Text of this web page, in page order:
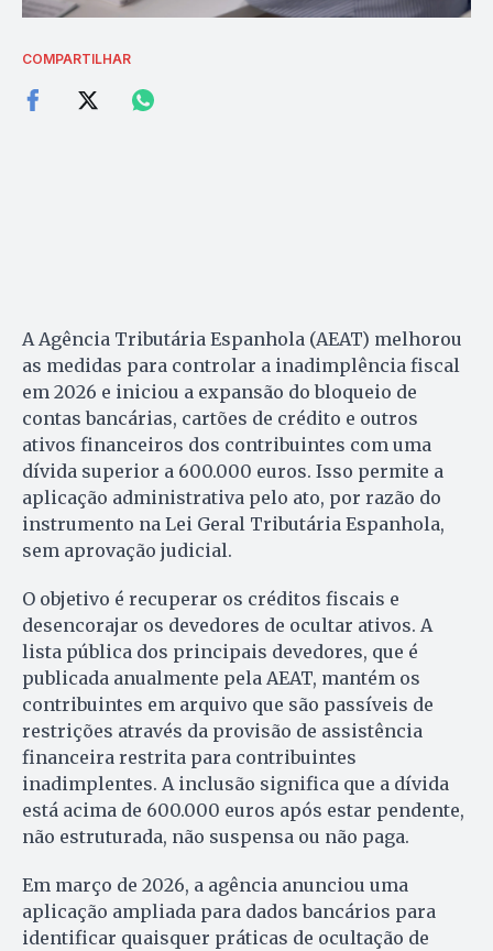
COMPARTILHAR
A Agência Tributária Espanhola (AEAT) melhorou
as medidas para controlar a inadimplência fiscal
em 2026 e iniciou a expansão do bloqueio de
contas bancárias, cartões de crédito e outros
ativos financeiros dos contribuintes com uma
dívida superior a 600.000 euros. Isso permite a
aplicação administrativa pelo ato, por razão do
instrumento na Lei Geral Tributária Espanhola,
sem aprovação judicial.
O objetivo é recuperar os créditos fiscais e
desencorajar os devedores de ocultar ativos. A
lista pública dos principais devedores, que é
publicada anualmente pela AEAT, mantém os
contribuintes em arquivo que são passíveis de
restrições através da provisão de assistência
financeira restrita para contribuintes
inadimplentes. A inclusão significa que a dívida
está acima de 600.000 euros após estar pendente,
não estruturada, não suspensa ou não paga.
Em março de 2026, a agência anunciou uma
aplicação ampliada para dados bancários para
identificar quaisquer práticas de ocultação de